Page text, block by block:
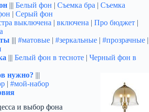
||| Белый фон | Съемка бра | Съемка
| Серый фон
выключена | включена | Про бюджет |
||| #матовые | #зеркальные | #прозрачные |
||| Белый фон в тесноте | Черный фон в
нужно? |||
| #мой-набор
и выбор фона